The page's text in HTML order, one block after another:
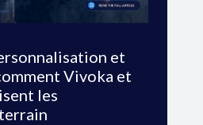
et
Vivoka et
les